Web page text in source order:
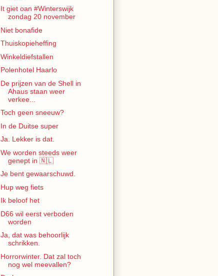
It giet oan #Winterswijk
zondag 20 november
Niet bonafide
Thuiskopieheffing
Winkeldiefstallen
Polenhotel Haarlo
De prijzen van de Shell in
Ahaus staan weer
verkee...
Toch geen sneeuw?
In de Duitse super
Ja. Lekker is dat.
We worden steeds weer
genept in 🇳🇱
Je bent gewaarschuwd.
Hup weg fiets
Ik beloof het
D66 wil eerst verboden
worden
Ja, dat was behoorlijk
schrikken.
Horrorwinter. Dat zal toch
nog wel meevallen?